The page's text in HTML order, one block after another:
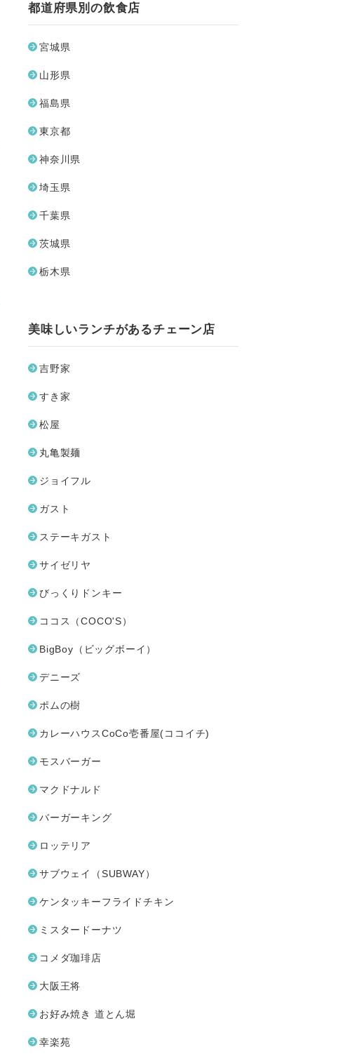
都道府県別の飲食店
宮城県
山形県
福島県
東京都
神奈川県
埼玉県
千葉県
茨城県
栃木県
美味しいランチがあるチェーン店
吉野家
すき家
松屋
丸亀製麺
ジョイフル
ガスト
ステーキガスト
サイゼリヤ
びっくりドンキー
ココス（COCO'S）
BigBoy（ビッグボーイ）
デニーズ
ポムの樹
カレーハウスCoCo壱番屋(ココイチ)
モスバーガー
マクドナルド
バーガーキング
ロッテリア
サブウェイ（SUBWAY）
ケンタッキーフライドチキン
ミスタードーナツ
コメダ珈琲店
大阪王将
お好み焼き 道とん堀
幸楽苑